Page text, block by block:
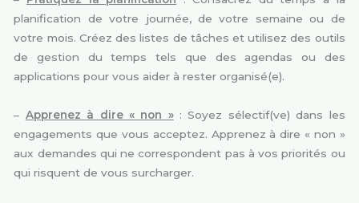
planification de votre journée, de votre semaine ou de
votre mois. Créez des listes de tâches et utilisez des outils
de gestion du temps tels que des agendas ou des
applications pour vous aider à rester organisé(e).
– Apprenez à dire « non »: Soyez sélectif(ve) dans les
engagements que vous acceptez. Apprenez à dire « non »
aux demandes qui ne correspondent pas à vos priorités ou
qui risquent de vous surcharger.